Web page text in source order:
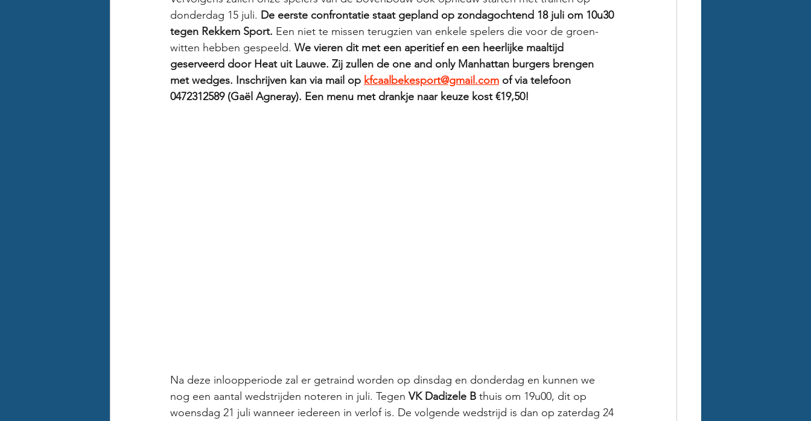
donderdag 15 juli. De eerste confrontatie staat gepland op zondagochtend 18 juli om 10u30
tegen Rekkem Sport. Een niet te missen terugzien van enkele spelers die voor de groen-
witten hebben gespeeld. We vieren dit met een aperitief en een heerlijke maaltijd
geserveerd door Heat uit Lauwe. Zij zullen de one and only Manhattan burgers brengen
met wedges. Inschrijven kan via mail op kfcaalbekesport@gmail.com of via telefoon
0472312589 (Gaël Agneray). Een menu met drankje naar keuze kost €19,50!
Na deze inloopperiode zal er getraind worden op dinsdag en donderdag en kunnen we
nog een aantal wedstrijden noteren in juli. Tegen VK Dadizele B thuis om 19u00, dit op
woensdag 21 juli wanneer iedereen in verlof is. De volgende wedstrijd is dan op zaterdag 24